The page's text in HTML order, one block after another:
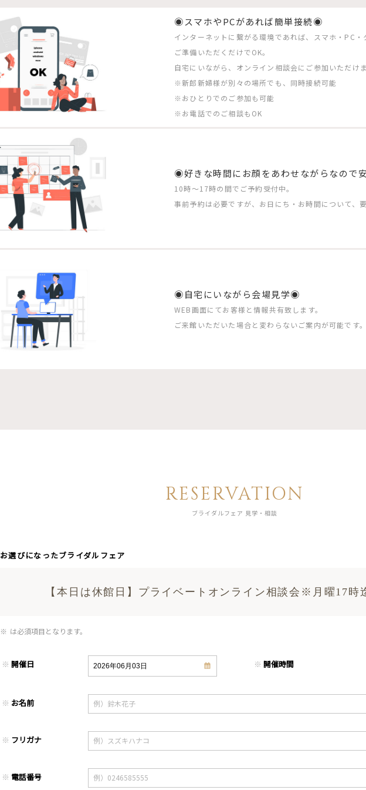
◉スマホやPCがあれば簡単接続◉
インターネットに繋がる環境であれば、スマホ・PC
ご準備いただくだけでOK。
自宅にいながら、オンライン相談会にご参加いただけ
※新郎新婦様が別々の場所でも、同時接続可能
※おひとりでのご参加も可能
※お電話でのご相談もOK
◉好きな時間にお顔をあわせながらなので
10時〜17時の間でご予約受付中。
事前予約は必要ですが、お日にち・お時間について、
◉自宅にいながら会場見学◉
WEB画面にてお客様と情報共有致します。
ご来館いただいた場合と変わらないご案内が可能です
RESERVATION
ブライダルフェア 見学・相談
お選びになったブライダルフェア
【本日は休館日】プライベートオンライン相談会※月曜17時
※ は必須項目となります。
※ 開催日 ※ 開催時間
※ お名前
※ フリガナ
※ 電話番号